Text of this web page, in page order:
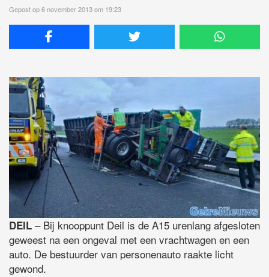
Gepost op 6 november 2013 om 19:23
DEIL – Bij knooppunt Deil is de A15 urenlang afgesloten
geweest na een ongeval met een vrachtwagen en een
auto. De bestuurder van personenauto raakte licht
gewond.